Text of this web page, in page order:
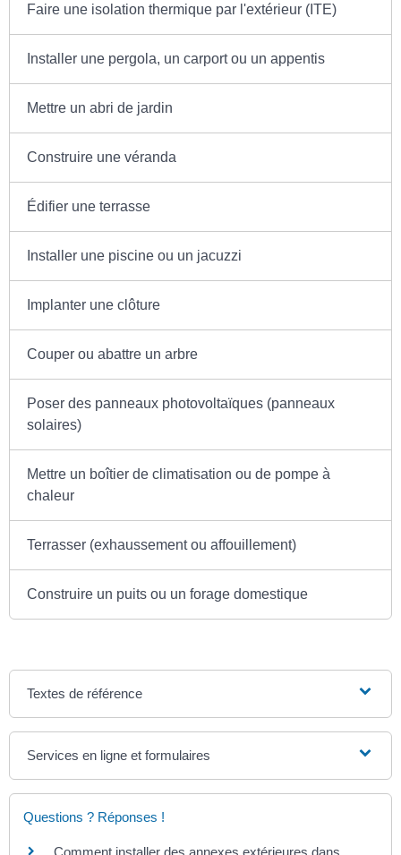
Faire une isolation thermique par l'extérieur (ITE)
Installer une pergola, un carport ou un appentis
Mettre un abri de jardin
Construire une véranda
Édifier une terrasse
Installer une piscine ou un jacuzzi
Implanter une clôture
Couper ou abattre un arbre
Poser des panneaux photovoltaïques (panneaux
solaires)
Mettre un boîtier de climatisation ou de pompe à
chaleur
Terrasser (exhaussement ou affouillement)
Construire un puits ou un forage domestique
Textes de référence
Services en ligne et formulaires
Questions ? Réponses !
Comment installer des annexes extérieures dans